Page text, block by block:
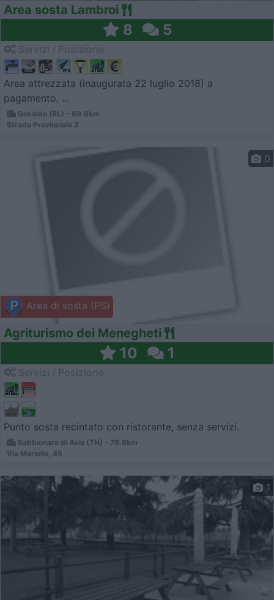
Area sosta Lambroi
8 5
Area attrezzata (inaugurata 22 luglio 2018) a
pagamento, ...
Gosaldo (BL) - 69.6km
Strada Provinciale 2
Area di sosta (PS)
0
Agriturismo dei Menegheti
10 1
Punto sosta recintato con ristorante, senza servizi.
Sabbionara di Avio (TN) - 79.6km
Via Marielle, 45
1